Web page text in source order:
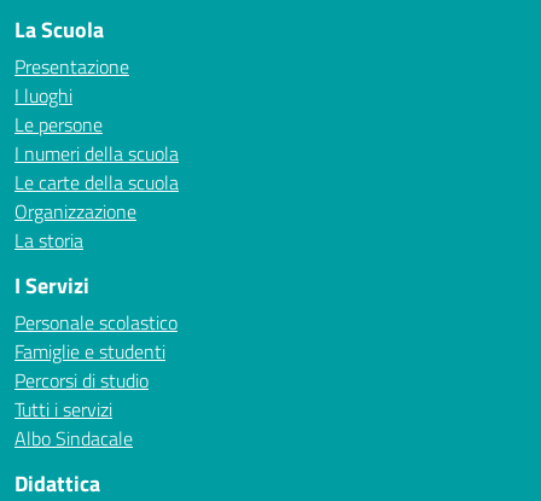
La Scuola
Presentazione
I luoghi
Le persone
I numeri della scuola
Le carte della scuola
Organizzazione
La storia
I Servizi
Personale scolastico
Famiglie e studenti
Percorsi di studio
Tutti i servizi
Albo Sindacale
Didattica